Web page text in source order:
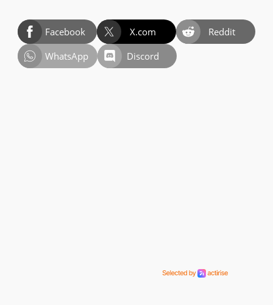
Facebook X.com
Reddit
WhatsApp
Discord